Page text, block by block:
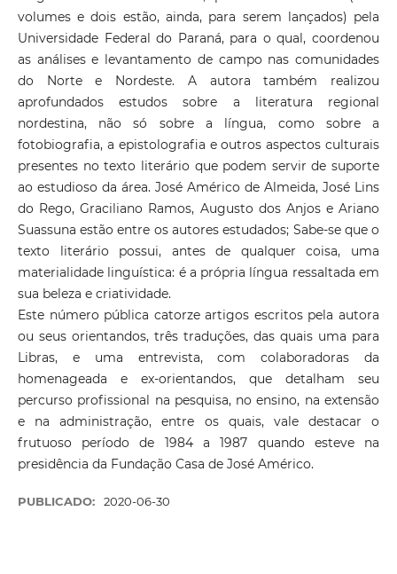
volumes e dois estão, ainda, para serem lançados) pela
Universidade Federal do Paraná, para o qual, coordenou
as análises e levantamento de campo nas comunidades
do Norte e Nordeste. A autora também realizou
aprofundados estudos sobre a literatura regional
nordestina, não só sobre a língua, como sobre a
fotobiografia, a epistolografia e outros aspectos culturais
presentes no texto literário que podem servir de suporte
ao estudioso da área. José Américo de Almeida, José Lins
do Rego, Graciliano Ramos, Augusto dos Anjos e Ariano
Suassuna estão entre os autores estudados; Sabe-se que o
texto literário possui, antes de qualquer coisa, uma
materialidade linguística: é a própria língua ressaltada em
sua beleza e criatividade.
Este número pública catorze artigos escritos pela autora
ou seus orientandos, três traduções, das quais uma para
Libras, e uma entrevista, com colaboradoras da
homenageada e ex-orientandos, que detalham seu
percurso profissional na pesquisa, no ensino, na extensão
e na administração, entre os quais, vale destacar o
frutuoso período de 1984 a 1987 quando esteve na
presidência da Fundação Casa de José Américo.
PUBLICADO: 2020-06-30